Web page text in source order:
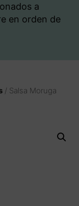
a
en orden de
/ Salsa Moruga